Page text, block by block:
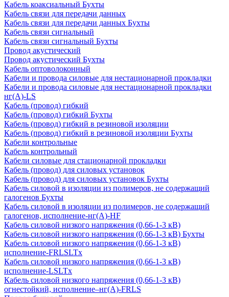
Кабель коаксиальный Бухты
Кабель связи для передачи данных
Кабель связи для передачи данных Бухты
Кабель связи сигнальный
Кабель связи сигнальный Бухты
Провод акустический
Провод акустический Бухты
Кабель оптоволоконный
Кабели и провода силовые для нестационарной прокладки
Кабели и провода силовые для нестационарной прокладки
нг(А)-LS
Кабель (провод) гибкий
Кабель (провод) гибкий Бухты
Кабель (провод) гибкий в резиновой изоляции
Кабель (провод) гибкий в резиновой изоляции Бухты
Кабели контрольные
Кабель контрольный
Кабели силовые для стационарной прокладки
Кабель (провод) для силовых установок
Кабель (провод) для силовых установок Бухты
Кабель силовой в изоляции из полимеров, не содержащий
галогенов Бухты
Кабель силовой в изоляции из полимеров, не содержащий
галогенов, исполнение-нг(А)-HF
Кабель силовой низкого напряжения (0,66-1-3 кВ)
Кабель силовой низкого напряжения (0,66-1-3 кВ) Бухты
Кабель силовой низкого напряжения (0,66-1-3 кВ)
исполнение-FRLSLTx
Кабель силовой низкого напряжения (0,66-1-3 кВ)
исполнение-LSLTx
Кабель силовой низкого напряжения (0,66-1-3 кВ)
огнестойкий, исполнение–нг(А)-FRLS